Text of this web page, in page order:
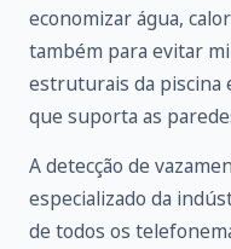
economizar água,
também para evitar
estruturais da piscina
que suporta as
A detecção de
especializado da
de todos os